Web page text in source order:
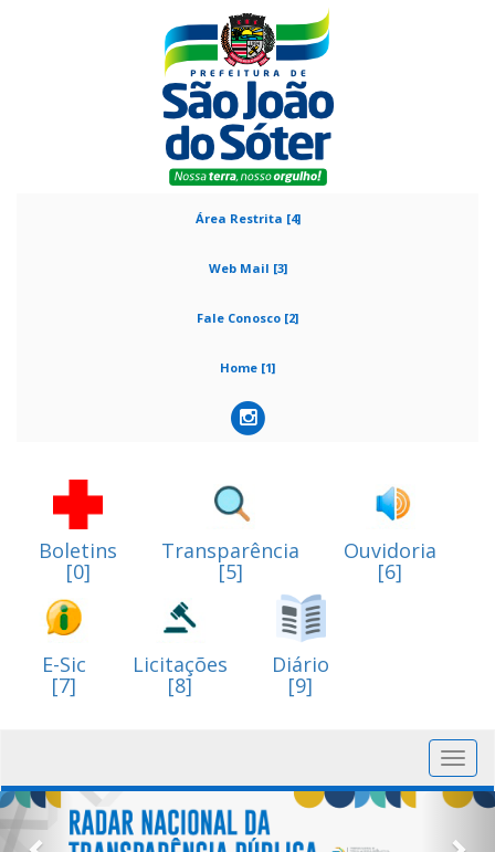
Área Restrita [4]
Web Mail [3]
Fale Conosco [2]
Home [1]
Boletins
[0]
Transparência
[5]
Ouvidoria
[6]
E-Sic
[7]
Licitações
[8]
Diário
[9]
Previous